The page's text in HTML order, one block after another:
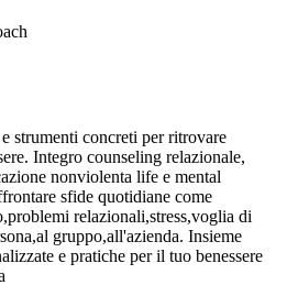
strumenti concreti per ritrovare
Integro counseling relazionale,
nonviolenta life e mental
sfide quotidiane come
relazionali,stress,voglia di
gruppo,all'azienda. Insieme
e pratiche per il tuo benessere